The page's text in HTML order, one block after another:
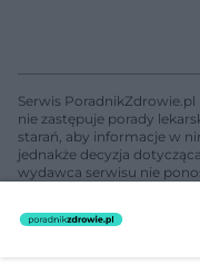
Serwis
nie zastępuje porady
starań, aby informacje w
jednakże decyzja
wydawca serwisu nie
świadczeń zdrowotnych w